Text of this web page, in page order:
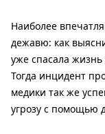
Наиболее
дежавю: как
уже спасала
Тогда инцидент
медики так же
угрозу с помощью